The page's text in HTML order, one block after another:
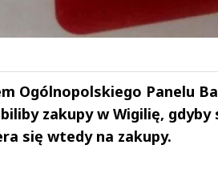
Ogólnopolskiego Panelu
zakupy w Wigilię,
się wtedy na zakupy.